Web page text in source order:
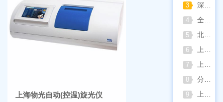
上海物光自动(控温)旋光仪
3 深那静音超声波清洗仪：科研洁净新标准，安静高效更安心
4 全自动凯氏定氮仪测定焦炭中氮 上海纤检助力焦化行业精准检测
5 北京六一电泳仪完整选型指南（分电泳槽 + 电源两大模块，按实验场景直接匹配）
6 上海仪电吸光光度法和荧光分析法的异同
7 上海佑科GC-7860系列网络化气相色谱仪
8 分清生物安全柜与洁净工作台 苏州安泰科普两类设备差异
9 上海申安灭菌器外排、内排与干燥功能全解析